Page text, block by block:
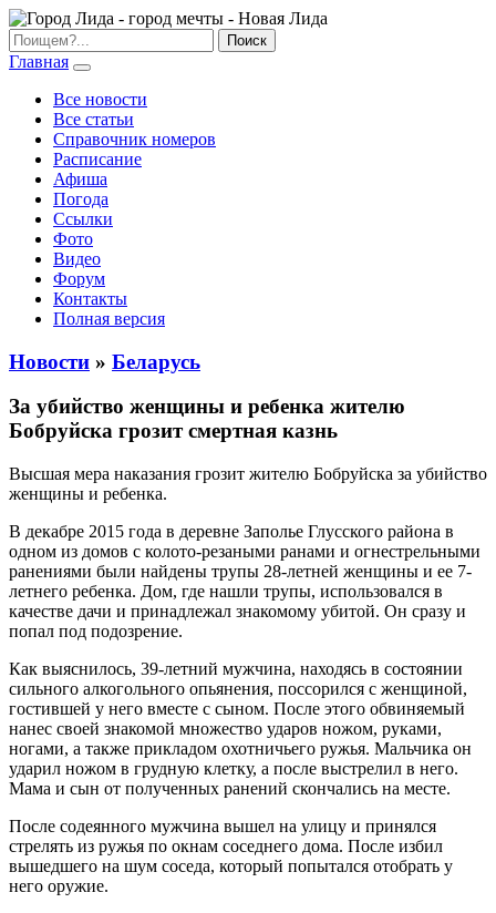
Главная
Все новости
Все статьи
Справочник номеров
Расписание
Афиша
Погода
Ссылки
Фото
Видео
Форум
Контакты
Полная версия
Новости » Беларусь
За убийство женщины и ребенка жителю
Бобруйска грозит смертная казнь
Высшая мера наказания грозит жителю Бобруйска за убийство
женщины и ребенка.
В декабре 2015 года в деревне Заполье Глусского района в
одном из домов с колото-резаными ранами и огнестрельными
ранениями были найдены трупы 28-летней женщины и ее 7-
летнего ребенка. Дом, где нашли трупы, использовался в
качестве дачи и принадлежал знакомому убитой. Он сразу и
попал под подозрение.
Как выяснилось, 39-летний мужчина, находясь в состоянии
сильного алкогольного опьянения, поссорился с женщиной,
гостившей у него вместе с сыном. После этого обвиняемый
нанес своей знакомой множество ударов ножом, руками,
ногами, а также прикладом охотничьего ружья. Мальчика он
ударил ножом в грудную клетку, а после выстрелил в него.
Мама и сын от полученных ранений скончались на месте.
После содеянного мужчина вышел на улицу и принялся
стрелять из ружья по окнам соседнего дома. После избил
вышедшего на шум соседа, который попытался отобрать у
него оружие.